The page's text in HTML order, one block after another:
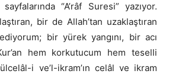
sayfalarında “A’râf Suresi” yazıyor.
bir de Allah’tan uzaklaştıran
bir yürek yangını, bir acı
hem korkutucum hem teselli
i ve’l-ikram’ın celâl ve ikram